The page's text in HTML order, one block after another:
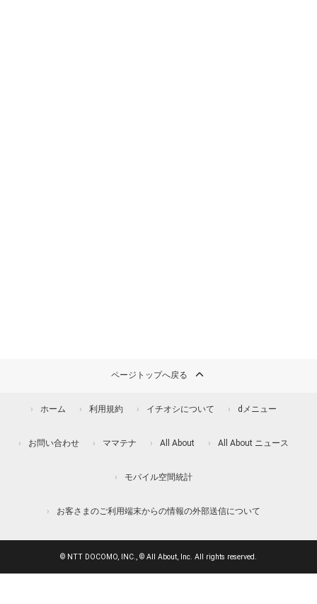
ページトップへ戻る
ホーム 利用規約 イチオシについて dメニュー
お問い合わせ ママテナ All About All About ニュース
モバイル空間統計
お客さまのご利用端末からの情報の外部送信について
© NTT DOCOMO, INC., © All About, Inc. All rights reserved.